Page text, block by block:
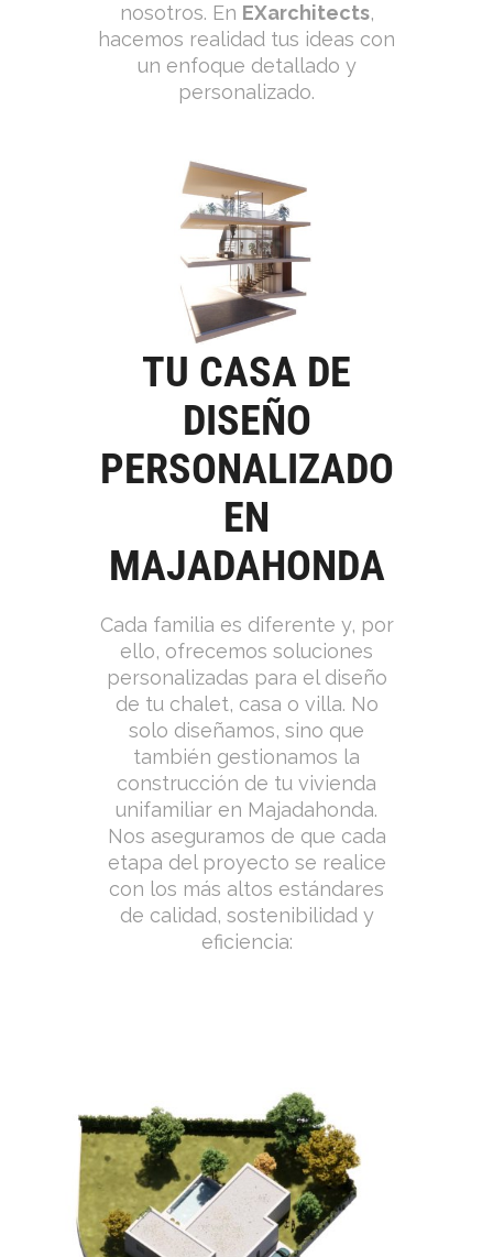
nosotros. En EXarchitects,
hacemos realidad tus ideas con
un enfoque detallado y
personalizado.
TU CASA DE
DISEÑO
PERSONALIZADO
EN
MAJADAHONDA
Cada familia es diferente y, por
ello, ofrecemos soluciones
personalizadas para el diseño
de tu chalet, casa o villa. No
solo diseñamos, sino que
también gestionamos la
construcción de tu vivienda
unifamiliar en Majadahonda.
Nos aseguramos de que cada
etapa del proyecto se realice
con los más altos estándares
de calidad, sostenibilidad y
eficiencia: